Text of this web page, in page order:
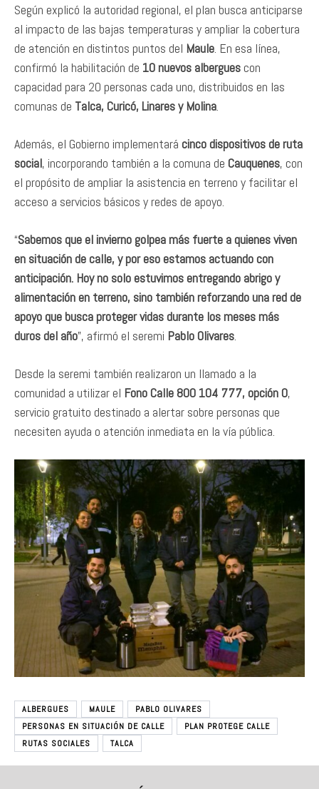
Según explicó la autoridad regional, el plan busca anticiparse
al impacto de las bajas temperaturas y ampliar la cobertura
de atención en distintos puntos del Maule. En esa línea,
confirmó la habilitación de 10 nuevos alberguescon
capacidad para 20 personas cada uno, distribuidos en las
comunas de Talca, Curicó, Linares y Molina.
Además, el Gobierno implementará cinco dispositivos de ruta
social, incorporando también a la comuna de Cauquenes, con
el propósito de ampliar la asistencia en terreno y facilitar el
acceso a servicios básicos y redes de apoyo.
“Sabemos que el invierno golpea más fuerte a quienes viven
en situación de calle, y por eso estamos actuando con
anticipación. Hoy no solo estuvimos entregando abrigo y
alimentación en terreno, sino también reforzando una red de
apoyo que busca proteger vidas durante los meses más
duros del año”, afirmó el seremi Pablo Olivares.
Desde la seremi también realizaron un llamado a la
comunidad a utilizar el Fono Calle 800 104 777, opción 0,
servicio gratuito destinado a alertar sobre personas que
necesiten ayuda o atención inmediata en la vía pública.
ALBERGUES MAULE
PABLO OLIVARES
PERSONAS EN SITUACIÓN DE CALLE
PLAN PROTEGE CALLE
RUTAS SOCIALES
TALCA